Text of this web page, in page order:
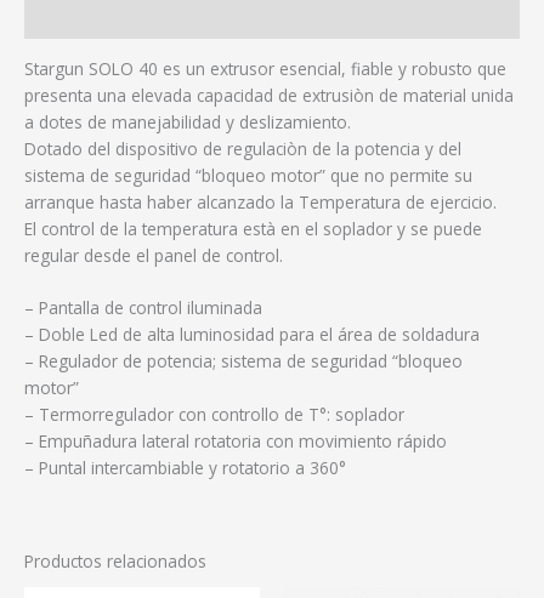
Stargun SOLO 40 es un extrusor esencial, fiable y robusto que
presenta una elevada capacidad de extrusiòn de material unida
a dotes de manejabilidad y deslizamiento.
Dotado del dispositivo de regulaciòn de la potencia y del
sistema de seguridad “bloqueo motor” que no permite su
arranque hasta haber alcanzado la Temperatura de ejercicio.
El control de la temperatura està en el soplador y se puede
regular desde el panel de control.
– Pantalla de control iluminada
– Doble Led de alta luminosidad para el área de soldadura
– Regulador de potencia; sistema de seguridad “bloqueo
motor”
– Termorregulador con controllo de T°: soplador
– Empuñadura lateral rotatoria con movimiento rápido
– Puntal intercambiable y rotatorio a 360°
Productos relacionados